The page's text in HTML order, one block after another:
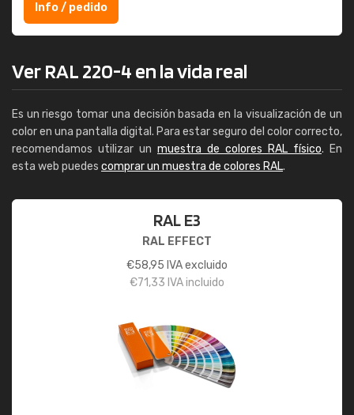
Info / pedido
Ver RAL 220-4 en la vida real
Es un riesgo tomar una decisión basada en la visualización de un
color en una pantalla digital. Para estar seguro del color correcto,
recomendamos utilizar un muestra de colores RAL físico. En
esta web puedes comprar un muestra de colores RAL.
RAL E3
RAL EFFECT
€58,95 IVA excluido
€71,33 IVA incluido